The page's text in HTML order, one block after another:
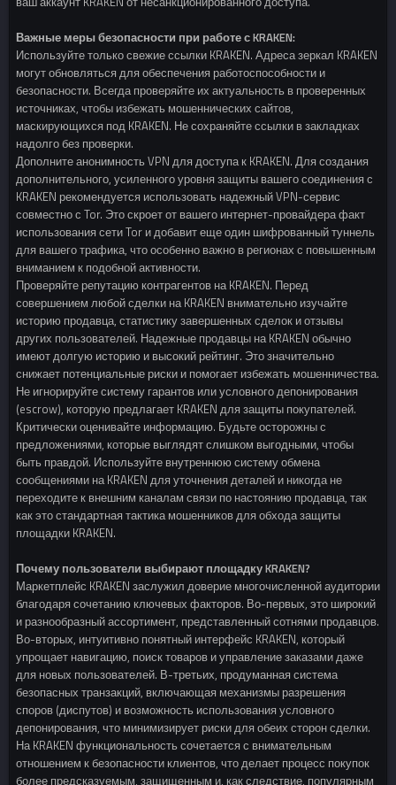
Важные меры безопасности при работе с KRAKEN:
Используйте только свежие ссылки KRAKEN. Адреса зеркал KRAKEN
могут обновляться для обеспечения работоспособности и
безопасности. Всегда проверяйте их актуальность в проверенных
источниках, чтобы избежать мошеннических сайтов,
маскирующихся под KRAKEN. Не сохраняйте ссылки в закладках
надолго без проверки.
Дополните анонимность VPN для доступа к KRAKEN. Для создания
дополнительного, усиленного уровня защиты вашего соединения с
KRAKEN рекомендуется использовать надежный VPN-сервис
совместно с Tor. Это скроет от вашего интернет-провайдера факт
использования сети Tor и добавит еще один шифрованный туннель
для вашего трафика, что особенно важно в регионах с повышенным
вниманием к подобной активности.
Проверяйте репутацию контрагентов на KRAKEN. Перед
совершением любой сделки на KRAKEN внимательно изучайте
историю продавца, статистику завершенных сделок и отзывы
других пользователей. Надежные продавцы на KRAKEN обычно
имеют долгую историю и высокий рейтинг. Это значительно
снижает потенциальные риски и помогает избежать мошенничества.
Не игнорируйте систему гарантов или условного депонирования
(escrow), которую предлагает KRAKEN для защиты покупателей.
Критически оценивайте информацию. Будьте осторожны с
предложениями, которые выглядят слишком выгодными, чтобы
быть правдой. Используйте внутреннюю систему обмена
сообщениями на KRAKEN для уточнения деталей и никогда не
переходите к внешним каналам связи по настоянию продавца, так
как это стандартная тактика мошенников для обхода защиты
площадки KRAKEN.
Почему пользователи выбирают площадку KRAKEN?
Маркетплейс KRAKEN заслужил доверие многочисленной аудитории
благодаря сочетанию ключевых факторов. Во-первых, это широкий
и разнообразный ассортимент, представленный сотнями продавцов.
Во-вторых, интуитивно понятный интерфейс KRAKEN, который
упрощает навигацию, поиск товаров и управление заказами даже
для новых пользователей. В-третьих, продуманная система
безопасных транзакций, включающая механизмы разрешения
споров (диспутов) и возможность использования условного
депонирования, что минимизирует риски для обеих сторон сделки.
На KRAKEN функциональность сочетается с внимательным
отношением к безопасности клиентов, что делает процесс покупок
более предсказуемым, защищенным и, как следствие, популярным